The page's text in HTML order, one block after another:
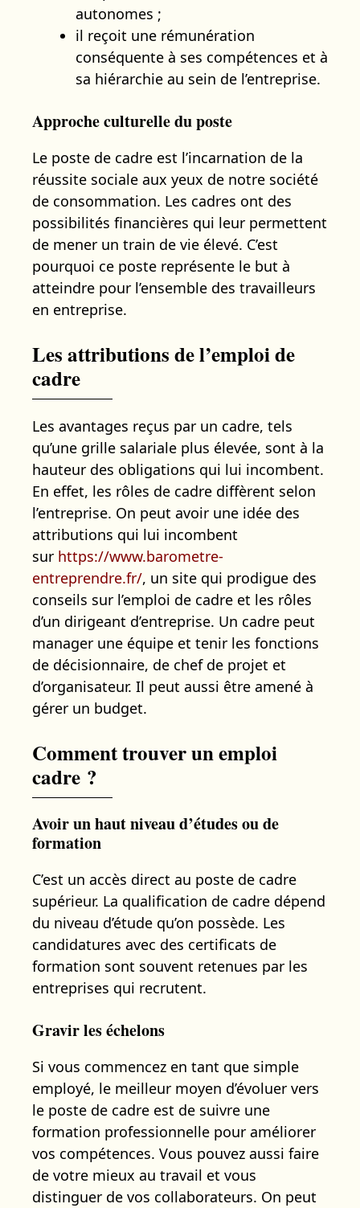
autonomes ;
il reçoit une rémunération
conséquente à ses compétences et à
sa hiérarchie au sein de l’entreprise.
Approche culturelle du poste
Le poste de cadre est l’incarnation de la
réussite sociale aux yeux de notre société
de consommation. Les cadres ont des
possibilités financières qui leur permettent
de mener un train de vie élevé. C’est
pourquoi ce poste représente le but à
atteindre pour l’ensemble des travailleurs
en entreprise.
Les attributions de l’emploi de
cadre
Les avantages reçus par un cadre, tels
qu’une grille salariale plus élevée, sont à la
hauteur des obligations qui lui incombent.
En effet, les rôles de cadre diffèrent selon
l’entreprise. On peut avoir une idée des
attributions qui lui incombent
sur https://www.barometre-
entreprendre.fr/, un site qui prodigue des
conseils sur l’emploi de cadre et les rôles
d’un dirigeant d’entreprise. Un cadre peut
manager une équipe et tenir les fonctions
de décisionnaire, de chef de projet et
d’organisateur. Il peut aussi être amené à
gérer un budget.
Comment trouver un emploi
cadre ?
Avoir un haut niveau d’études ou de
formation
C’est un accès direct au poste de cadre
supérieur. La qualification de cadre dépend
du niveau d’étude qu’on possède. Les
candidatures avec des certificats de
formation sont souvent retenues par les
entreprises qui recrutent.
Gravir les échelons
Si vous commencez en tant que simple
employé, le meilleur moyen d’évoluer vers
le poste de cadre est de suivre une
formation professionnelle pour améliorer
vos compétences. Vous pouvez aussi faire
de votre mieux au travail et vous
distinguer de vos collaborateurs. On peut